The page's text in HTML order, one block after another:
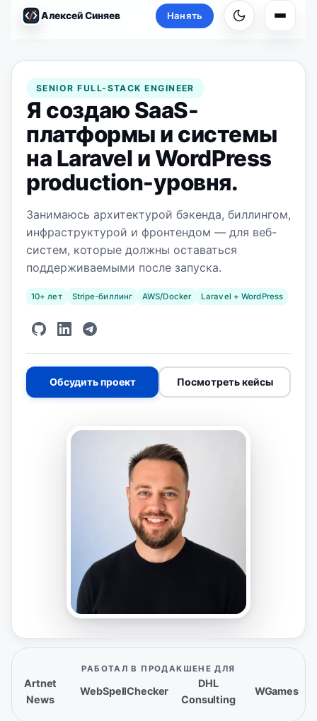
Алексей Синяев Нанять
SENIOR FULL-STACK ENGINEER
Я создаю SaaS-
платформы и системы
на Laravel и WordPress
production-уровня.
Занимаюсь архитектурой бэкенда, биллингом,
инфраструктурой и фронтендом — для веб-
систем, которые должны оставаться
поддерживаемыми после запуска.
10+ лет Stripe-биллинг AWS/Docker Laravel + WordPress
Обсудить проект Посмотреть кейсы
РАБОТАЛ В ПРОДАКШЕНЕ ДЛЯ
Artnet
News
WebSpellChecker
DHL
Consulting
WGames